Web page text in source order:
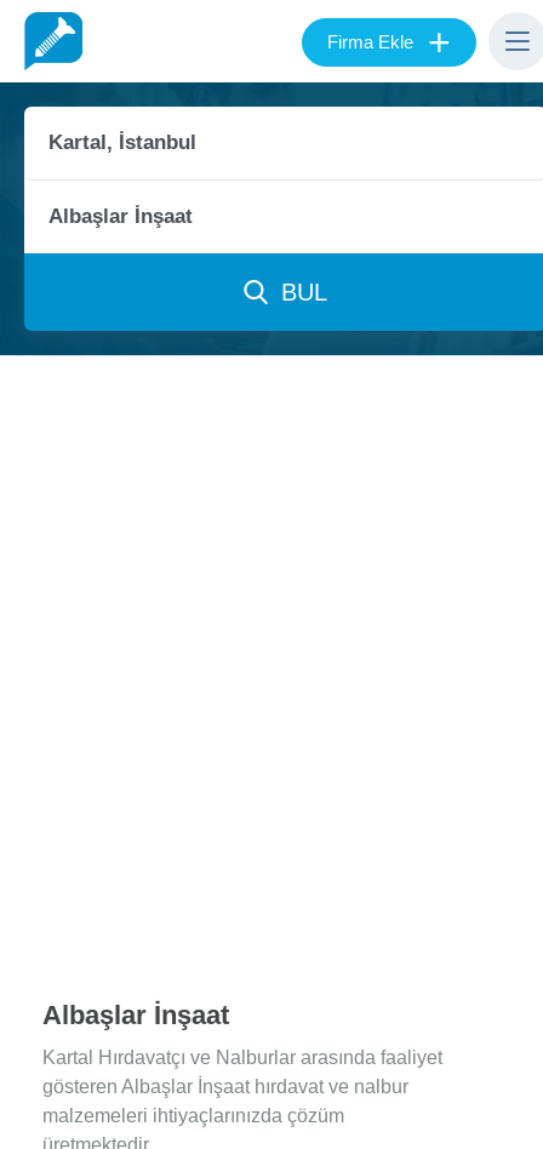
Firma Ekle +
BUL
Albaşlar İnşaat
Kartal Hırdavatçı ve Nalburlar arasında faaliyet
gösteren Albaşlar İnşaat hırdavat ve nalbur
malzemeleri ihtiyaçlarınızda çözüm
üretmektedir.